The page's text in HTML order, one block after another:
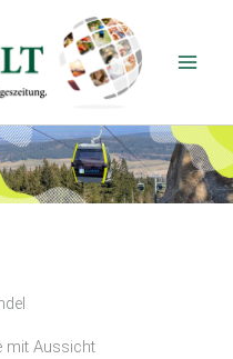
mit Aussicht